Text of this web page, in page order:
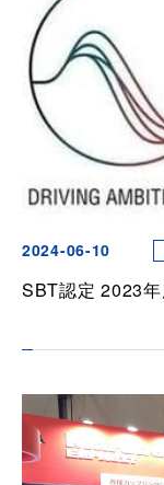
2024-06-10
SBT認定 2023